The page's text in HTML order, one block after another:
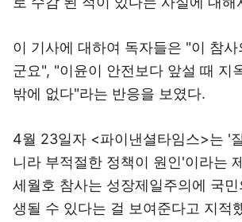
이 기사에 대하여 독자들은 "이 참사
군요", "이윤이 안전보다 앞설 때 지
밖에 없다"라는 반응을 보였다.
4월 23일자 <파이낸셜타임스>는 '
니라 부적절한 정책이 원인'이라는
세월호 참사는 성장제일주의에 국
생될 수 있다는 걸 보여준다고 지적